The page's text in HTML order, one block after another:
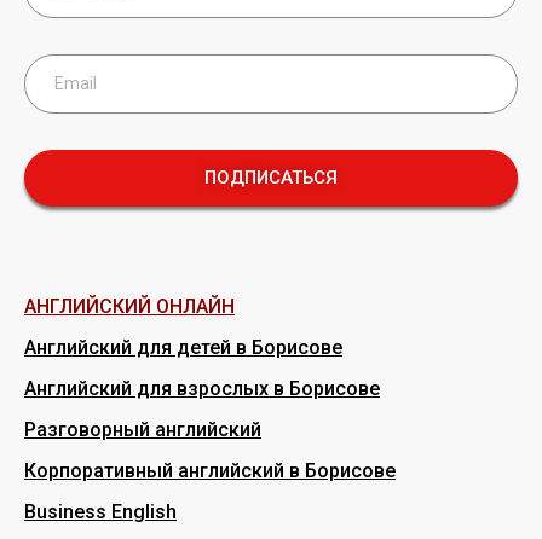
ПОДПИСАТЬСЯ
АНГЛИЙСКИЙ ОНЛАЙН
Английский для детей в Борисове
Английский для взрослых в Борисове
Разговорный английский
Корпоративный английский в Борисове
Business English